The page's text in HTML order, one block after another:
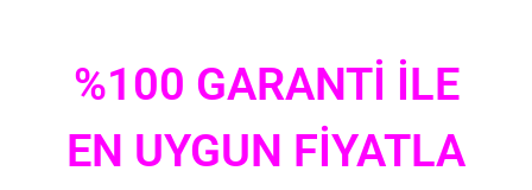
%100 GARANTİ İLE
EN UYGUN FİYATLA